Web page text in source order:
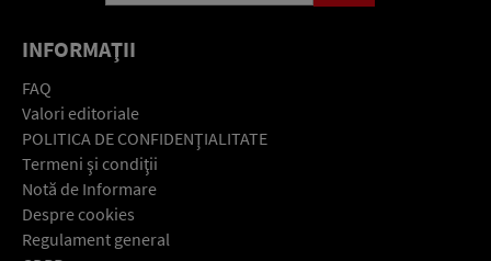
INFORMAŢII
FAQ
Valori editoriale
POLITICA DE CONFIDENŢIALITATE
Termeni şi condiţii
Notă de Informare
Despre cookies
Regulament general